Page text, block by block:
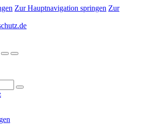
Zur Hauptnavigation springen Zur